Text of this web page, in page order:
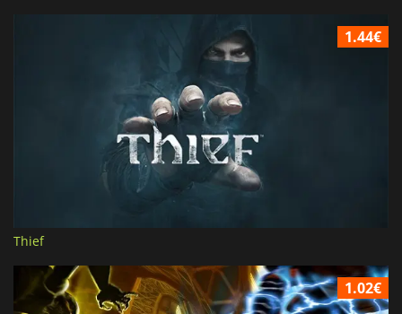
1.44€
Thief
1.02€